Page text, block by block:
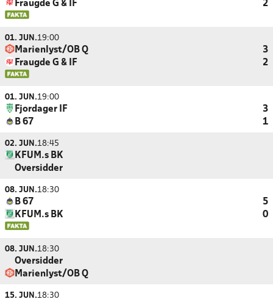
Fraugde G & IF 2
01. JUN.19:00
Marienlyst/OB Q
3
Fraugde G & IF
2
01. JUN.19:00
Fjordager IF
3
B 67
1
02. JUN.18:45
KFUM.s BK
Oversidder
08. JUN.18:30
B 67
5
KFUM.s BK
0
08. JUN.18:30
Oversidder
Marienlyst/OB Q
15. JUN.18:30